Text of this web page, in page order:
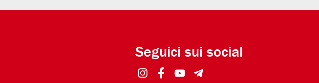
Seguici sui social